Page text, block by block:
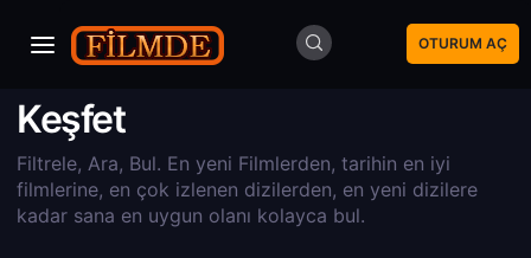
OTURUM AÇ
Keşfet
Filtrele, Ara, Bul. En yeni Filmlerden, tarihin en iyi
filmlerine, en çok izlenen dizilerden, en yeni dizilere
kadar sana en uygun olanı kolayca bul.